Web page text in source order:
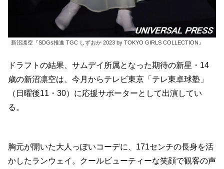
新沼凛空『SDGs推進 TGC しずおか 2023 by TOKYO GIRLS COLLECTION』
ドラフトの結果、サムデイ所属となった期待の新星・14
歳の新沼凛空は、今月からテレビ東京「テレ東卓球塾」
（日曜後11・30）に応援サポーターとして出演してい
る。
胸元が開いた大人っぽいコーデに、171センチの長身を活
かしたランウェイ。クールビューティーな笑顔で観客の声